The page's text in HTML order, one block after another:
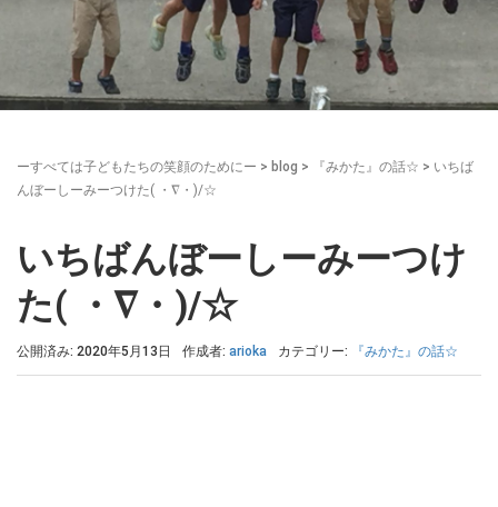
ーすべては子どもたちの笑顔のためにー > blog > 『みかた』の話☆ > いちば
んぼーしーみーつけた( ・∇・)/☆
いちばんぼーしーみーつけ
た( ・∇・)/☆
公開済み: 2020年5月13日 作成者: arioka カテゴリー: 『みかた』の話☆